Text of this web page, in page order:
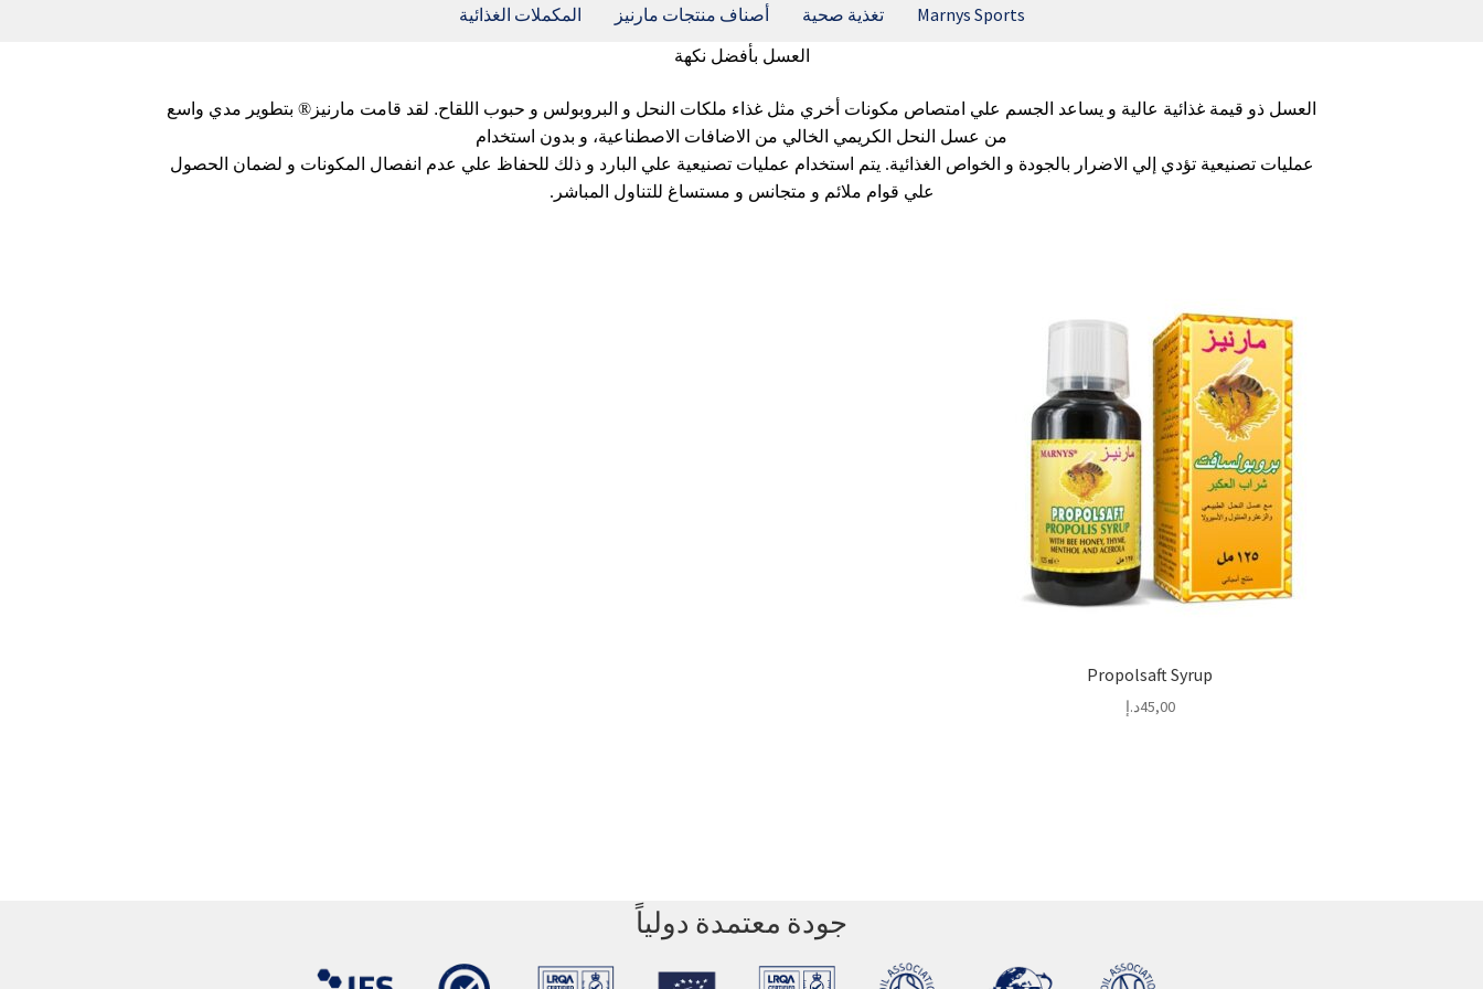
Marnys Sports تغذية صحية أصناف منتجات مارنيز المكملات الغذائية
العسل بأفضل نكهة
العسل ذو قيمة غذائية عالية و يساعد الجسم علي امتصاص مكونات أخري مثل غذاء ملكات النحل و البروبولس و حبوب اللقاح‫.‫ لقد قامت مارنيز ® بتطوير مدي واسع
من عسل النحل الكريمي الخالي من الاضافات الاصطناعية‫، و بدون استخدام
عمليات تصنيعية تؤدي ﺇلي الاضرار بالجودة و الخواص الغذائية‫.‫ يتم استخدام عمليات تصنيعية علي البارد و ذلك للحفاظ علي عدم انفصال المكونات و لضمان الحصول
علي قوام ملائم و متجانس و مستساغ للتناول المباشر‫.
Propolsaft Syrup
45,00د.إ
جودة معتمدة دولياً